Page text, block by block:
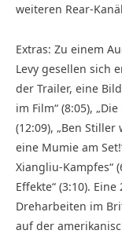
weiteren Rear-
Extras: Zu einem
Levy gesellen sich
der Trailer, eine
im Film“ (8:05),
(12:09), „Ben Stiller
eine Mumie am
Xiangliu-Kampfes“
Effekte“ (3:10).
Dreharbeiten im
auf der